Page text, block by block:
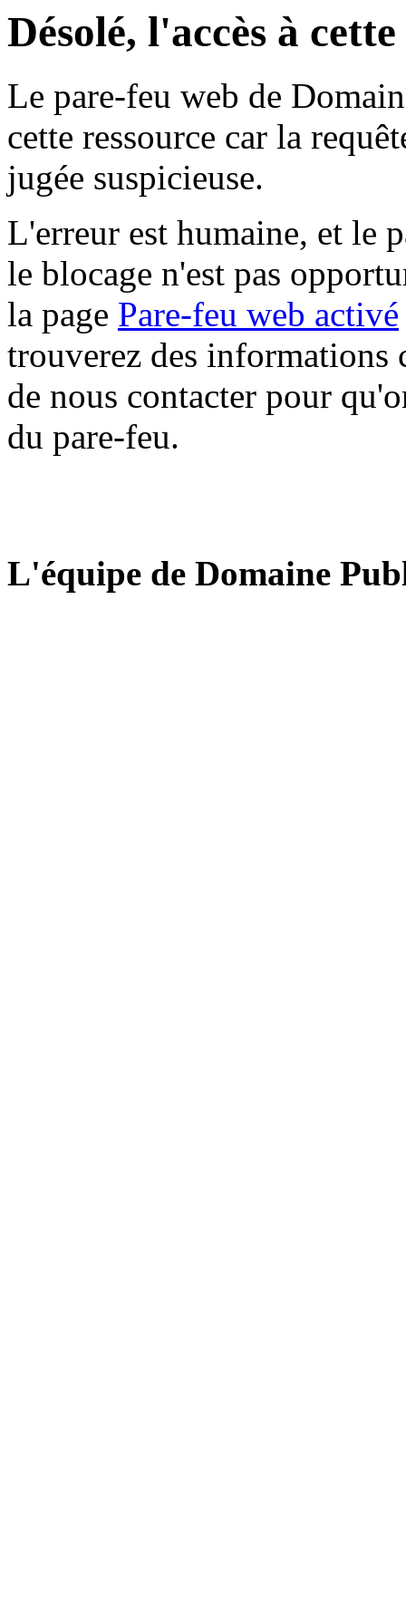
Désolé, l'accès à
Le pare-feu web de
cette ressource car la
jugée suspicieuse.
L'erreur est humaine, et le
le blocage n'est pas
la page Pare-feu web activé
trouverez des informations
de nous contacter pour
du pare-feu.
L'équipe de Domaine